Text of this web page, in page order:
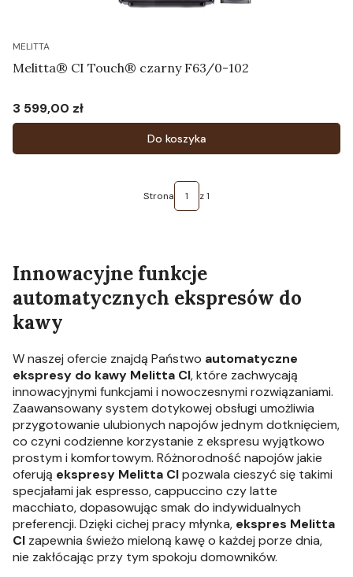
MELITTA
Melitta® CI Touch® czarny F63/0-102
Cena
3 599,00 zł
Do koszyka
Strona z 1
Innowacyjne funkcje
automatycznych ekspresów do
kawy
W naszej ofercie znajdą Państwo automatyczne
ekspresy do kawy Melitta CI, które zachwycają
innowacyjnymi funkcjami i nowoczesnymi rozwiązaniami.
Zaawansowany system dotykowej obsługi umożliwia
przygotowanie ulubionych napojów jednym dotknięciem,
co czyni codzienne korzystanie z ekspresu wyjątkowo
prostym i komfortowym. Różnorodność napojów jakie
oferują ekspresy Melitta CIpozwala cieszyć się takimi
specjałami jak espresso, cappuccino czy latte
macchiato, dopasowując smak do indywidualnych
preferencji. Dzięki cichej pracy młynka, ekspres Melitta
CI zapewnia świeżo mieloną kawę o każdej porze dnia,
nie zakłócając przy tym spokoju domowników.